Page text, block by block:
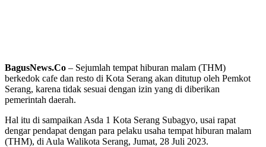
BagusNews.Co – Sejumlah tempat hiburan malam (THM)
berkedok cafe dan resto di Kota Serang akan ditutup oleh Pemkot
Serang, karena tidak sesuai dengan izin yang di diberikan
pemerintah daerah.
Hal itu di sampaikan Asda 1 Kota Serang Subagyo, usai rapat
dengar pendapat dengan para pelaku usaha tempat hiburan malam
(THM), di Aula Walikota Serang, Jumat, 28 Juli 2023.